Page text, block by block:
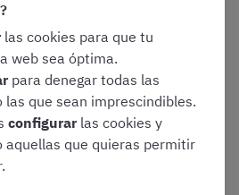
de protección de datos.
de las personas.
al día de los cambios en el
hemos preparado una
las cookies para que tu
web sea óptima.
para denegar todas las
las que sean imprescindibles.
configurar las cookies y
aquellas que quieras permitir